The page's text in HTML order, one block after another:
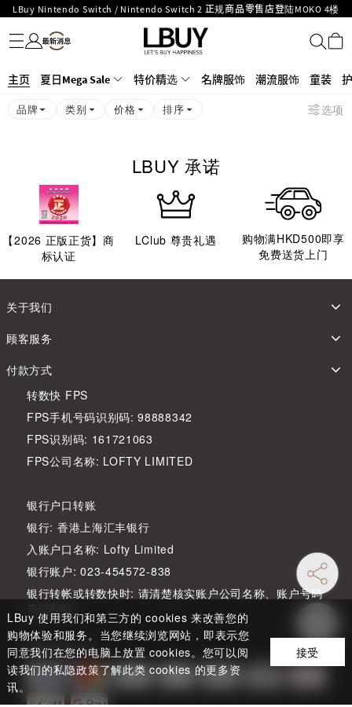
LBuy Nintendo Switch / Nintendo Switch 2 正规商品零售店登陆MOKO 4楼
426号铺！
MOKO 1楼175号铺旗舰店特设名牌Hermès、CHANEL及LV专区！
重要通告：银行转帐及转数快付款注意事项
LBuy获香港知识产权署颁发2026《正版正货承诺》商标
Goyard Hobo / Hobo Mini人气限量特别版限时原价低至75折!
名牌服饰
潮流服饰
童装
护肤美妆
香水香薰
个人护理
母婴护理
游戏及精品玩具
文仪用品
家居生活
电子产品
美食
医药保健
运动与户外用品
主页 夏日Mega Sale 特价精选 名牌服饰 潮流服饰 童装
品牌 类别 价格 排序 选项
LBUY 承诺
【2026 正版正货】商
标认证
LClub 尊贵礼遇
购物满HKD500即享
免费送货上门
LBuy 使用我们和第三方的 cookies 来改善您的
购物体验和服务。当您继续浏览网站，即表示您
同意我们在您的电脑上放置 cookies。您可以阅
读我们的私隐政策了解此类 cookies 的更多资
讯。
接受
关于我们
顾客服务
付款方式
转数快 FPS
FPS手机号码识别码: 98888342
FPS识别码: 161721063
FPS公司名称: LOFTY LIMITED
银行户口转账
银行: 香港上海汇丰银行
入账户口名称: Lofty Limited
银行账户: 023-454572-838
银行转帐或转数快时: 请清楚核实账户公司名称、账户号码
及识别码
网站付款方式